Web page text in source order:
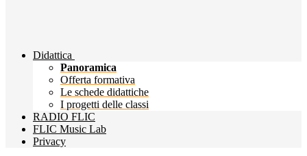
Didattica
Panoramica
Offerta formativa
Le schede didattiche
I progetti delle classi
RADIO FLIC
FLIC Music Lab
Privacy